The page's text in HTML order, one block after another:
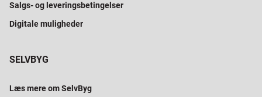
Salgs- og leveringsbetingelser
Digitale muligheder
SELVBYG
Læs mere om SelvByg